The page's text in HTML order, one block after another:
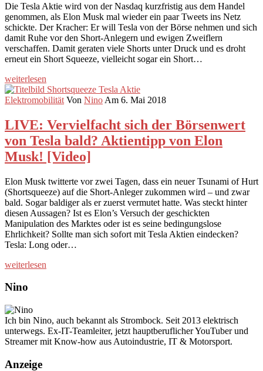
Die Tesla Aktie wird von der Nasdaq kurzfristig aus dem Handel
genommen, als Elon Musk mal wieder ein paar Tweets ins Netz
schickte. Der Kracher: Er will Tesla von der Börse nehmen und sich
damit Ruhe vor den Short-Anlegern und ewigen Zweiflern
verschaffen. Damit geraten viele Shorts unter Druck und es droht
erneut ein Short Squeeze, vielleicht sogar ein Short…
weiterlesen
Elektromobilität Von Nino Am 6. Mai 2018
LIVE: Vervielfacht sich der Börsenwert
von Tesla bald? Aktientipp von Elon
Musk! [Video]
Elon Musk twitterte vor zwei Tagen, dass ein neuer Tsunami of Hurt
(Shortsqueeze) auf die Short-Anleger zukommen wird – und zwar
bald. Sogar baldiger als er zuerst vermutet hatte. Was steckt hinter
diesen Aussagen? Ist es Elon’s Versuch der geschickten
Manipulation des Marktes oder ist es seine bedingungslose
Ehrlichkeit? Sollte man sich sofort mit Tesla Aktien eindecken?
Tesla: Long oder…
weiterlesen
Nino
Ich bin Nino, auch bekannt als Strombock. Seit 2013 elektrisch
unterwegs. Ex-IT-Teamleiter, jetzt hauptberuflicher YouTuber und
Streamer mit Know-how aus Autoindustrie, IT & Motorsport.
Anzeige